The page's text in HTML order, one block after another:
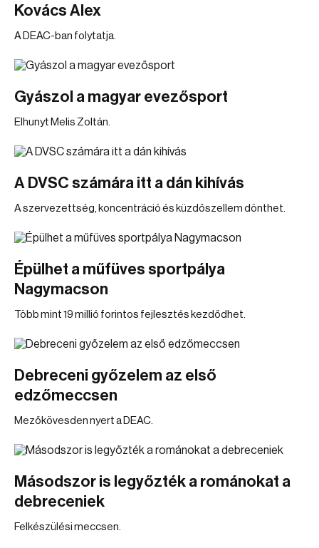
Kovács Alex
A DEAC-ban folytatja.
Gyászol a magyar evezősport
Elhunyt Melis Zoltán.
A DVSC számára itt a dán kihívás
A szervezettség, koncentráció és küzdőszellem dönthet.
Épülhet a műfüves sportpálya
Nagymacson
Több mint 19 millió forintos fejlesztés kezdődhet.
Debreceni győzelem az első
edzőmeccsen
Mezőkövesden nyert a DEAC.
Másodszor is legyőzték a románokat a
debreceniek
Felkészülési meccsen.